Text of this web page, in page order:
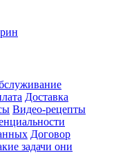
Доставка
Видео-рецепты
Договор
задачи они